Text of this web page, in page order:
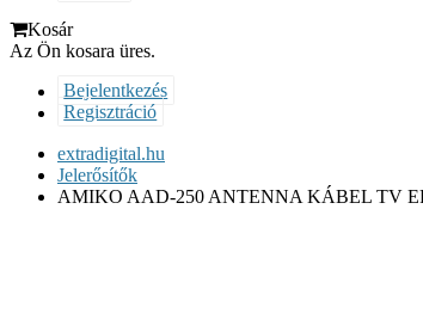
Kosár
Az Ön kosara üres.
Bejelentkezés
Regisztráció
extradigital.hu
Jelerősítők
AMIKO AAD-250 ANTENNA KÁBEL TV